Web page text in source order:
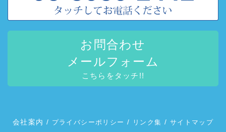
お問合わせ
メールフォーム
こちらをタッチ!!
会社案内 / プライバシーポリシー / リンク集 / サイトマップ